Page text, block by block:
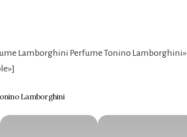
Lamborghini Perfume Tonino Lamborghini»
Lamborghini